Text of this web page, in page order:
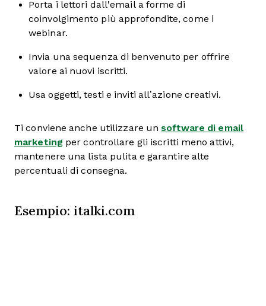
Porta i lettori dall'email a forme di
coinvolgimento più approfondite, come i
webinar.
Invia una sequenza di benvenuto per offrire
valore ai nuovi iscritti.
Usa oggetti, testi e inviti all’azione creativi.
Ti conviene anche utilizzare unsoftware di email
marketing per controllare gli iscritti meno attivi,
mantenere una lista pulita e garantire alte
percentuali di consegna.
Esempio: italki.com